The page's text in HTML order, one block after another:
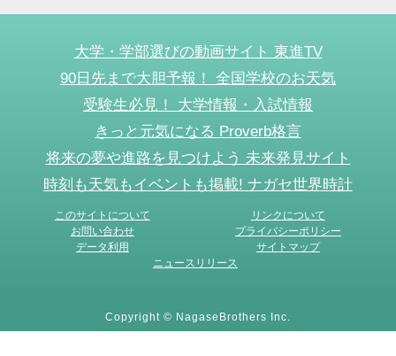
大学・学部選びの動画サイト 東進TV
90日先まで大胆予報！ 全国学校のお天気
受験生必見！ 大学情報・入試情報
きっと元気になる Proverb格言
将来の夢や進路を見つけよう 未来発見サイト
時刻も天気もイベントも掲載! ナガセ世界時計
このサイトについて
リンクについて
お問い合わせ
プライバシーポリシー
データ利用
サイトマップ
ニュースリリース
Copyright © NagaseBrothers Inc.